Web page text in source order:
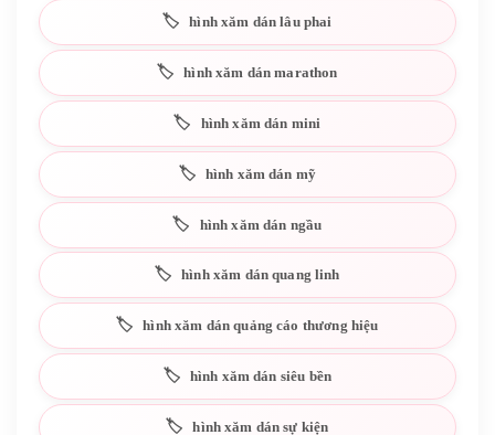
hình xăm dán lâu phai
hình xăm dán marathon
hình xăm dán mini
hình xăm dán mỹ
hình xăm dán ngầu
hình xăm dán quang linh
hình xăm dán quảng cáo thương hiệu
hình xăm dán siêu bền
hình xăm dán sự kiện